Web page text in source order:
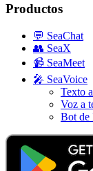
Productos
💬 SeaChat
👥 SeaX
📹 SeaMeet
🎤 SeaVoice
Texto
Voz a
Bot de